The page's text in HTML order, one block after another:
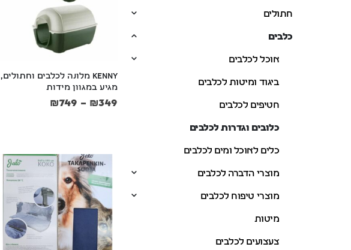
Kenny מלונה לכלבים וחתולים,
מגיע במגוון מידות
₪349
–
₪749
חתולים
כלבים
אוכל לכלבים
ביגוד ומיטות לכלבים
חטיפים לכלבים
כלובים וגדרות לכלבים
כלים לאוכל ומים לכלבים
מוצרי הדברה לכלבים
מוצרי טיפוח לכלבים
מיטות
צעצועים לכלבים